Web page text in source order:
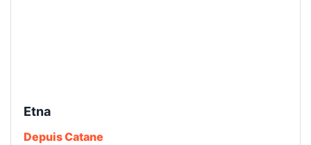
Etna
Depuis Catane